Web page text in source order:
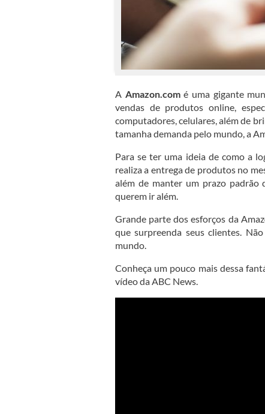
A Amazon.comé uma gigante
vendas de produtos online,
computadores, celulares, além de
tamanha demanda pelo mundo, a
Para se ter uma ideia de como a
realiza a entrega de produtos no
além de manter um prazo padrão
querem ir além.
Grande parte dos esforços da
que surpreenda seus clientes.
mundo.
Conheça um pouco mais dessa
vídeo da ABC News.